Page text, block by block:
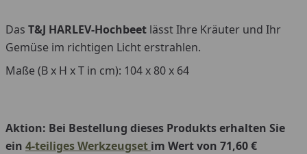
Das T&J HARLEV-Hochbeet lässt Ihre Kräuter und Ihr
Gemüse im richtigen Licht erstrahlen.
Maße (B x H x T in cm): 104 x 80 x 64
Aktion: Bei Bestellung dieses Produkts erhalten Sie
ein 4-teiliges Werkzeugset im Wert von 71,60 €